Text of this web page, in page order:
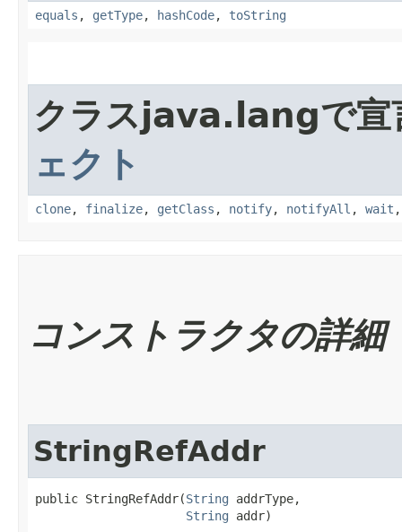
equals , getType, hashCode, toString
クラスjava.langで宣
ェクト
clone, finalize, getClass , notify, notifyAll , wait
コンストラクタの詳細
StringRefAddr
public StringRefAddr​(String addrType,
String addr)